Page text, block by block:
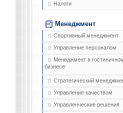
Налоги
Менеджмент
Спортивный менеджмент
Управление персоналом
Менеджмент в
бизнесе
Стратегический
Управление качеством
Управленческие решения